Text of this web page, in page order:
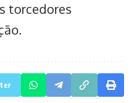
torcedores